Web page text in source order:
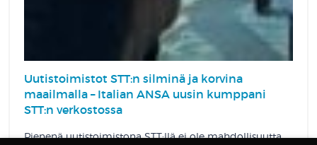
Uutistoimistot STT:n silminä ja korvina
maailmalla – Italian ANSA uusin kumppani
STT:n verkostossa
Pienenä uutistoimistona STT:llä ei ole mahdollisuutta